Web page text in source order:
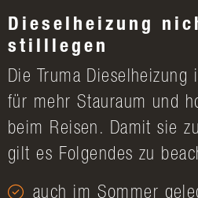
Dieselheizung
stilllegen
Die Truma Dieselheizung
für mehr Stauraum und
beim Reisen. Damit sie
gilt es Folgendes zu
auch im Sommer